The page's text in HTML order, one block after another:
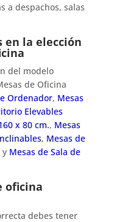
a despachos, salas
en la elección
del modelo
de Oficina
Ordenador, Mesas
Elevables
x 80 cm., Mesas
, Mesas de
y Mesas de Sala de
oficina
debes tener